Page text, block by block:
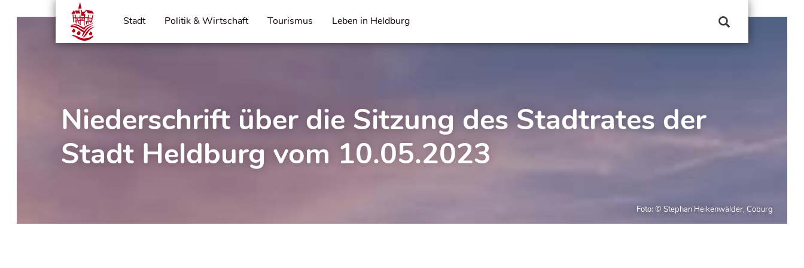
Stadt Politik & Wirtschaft Tourismus Leben in Heldburg
Niederschrift über die Sitzung des Stadtrates der
Stadt Heldburg vom 10.05.2023